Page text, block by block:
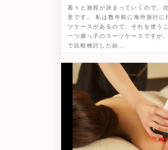
着々と旅程が決まっていくので、
意です。 私は数年前に海外旅行に
ツケースがあるので、それを使う
一つ娘っ子のスーツケースですが
で比較検討した結…